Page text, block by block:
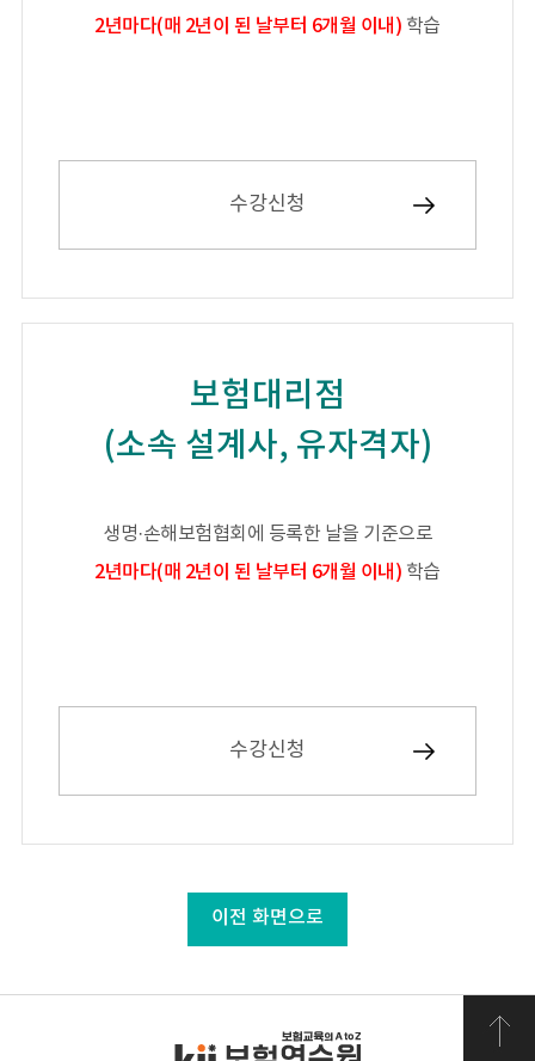
2년마다(매 2년이 된 날부터 6개월 이내) 학습
수강신청
보험대리점
(소속 설계사, 유자격자)
생명·손해보험협회에 등록한 날을 기준으로
2년마다(매 2년이 된 날부터 6개월 이내) 학습
수강신청
이전 화면으로